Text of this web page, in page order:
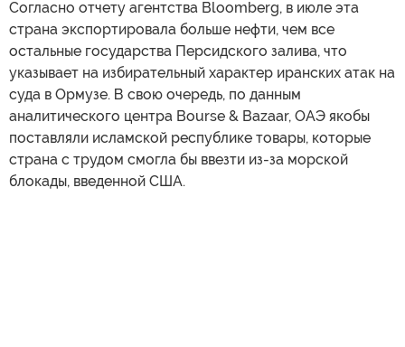
Согласно отчету агентства Bloomberg, в июле эта
страна экспортировала больше нефти, чем все
остальные государства Персидского залива, что
указывает на избирательный характер иранских атак на
суда в Ормузе. В свою очередь, по данным
аналитического центра Bourse & Bazaar, ОАЭ якобы
поставляли исламской республике товары, которые
страна с трудом смогла бы ввезти из-за морской
блокады, введенной США.